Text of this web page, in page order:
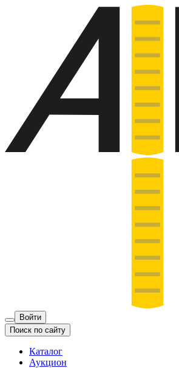
Войти
Поиск по сайту
Каталог
Аукцион